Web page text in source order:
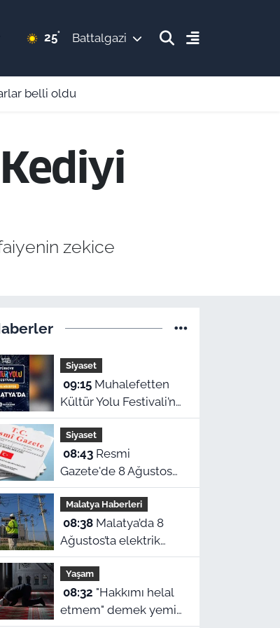
25° Battalgazi
belli oldu
zekice
Siyaset
09:15Muhalefetten
Kültür Yolu Festivali’ne
eleştiri
Siyaset
08:43Resmi
Gazete'de 8 Ağustos
yayımlanan kararlar
belli oldu
Malatya Haberleri
08:38Malatya’da 8
Ağustos’ta elektrik
kesintisi yaşanacak
ilçeler ve mahalleler
Yaşam
08:32
etmem" demek yemin